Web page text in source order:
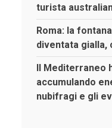
turista
Roma: la
diventata gialla,
Il Mediterraneo
accumulando
nubifragi e gli